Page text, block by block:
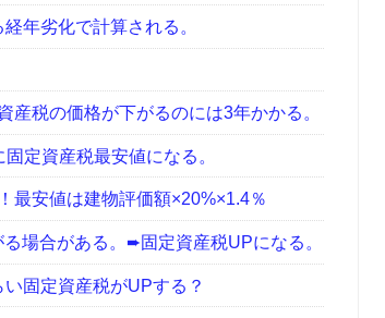
年劣化で計算される。
税の価格が下がるのには3年かかる。
定資産税最安値になる。
最安値は建物評価額×20%×1.4％
場合がある。➨固定資産税UPになる。
固定資産税がUPする？